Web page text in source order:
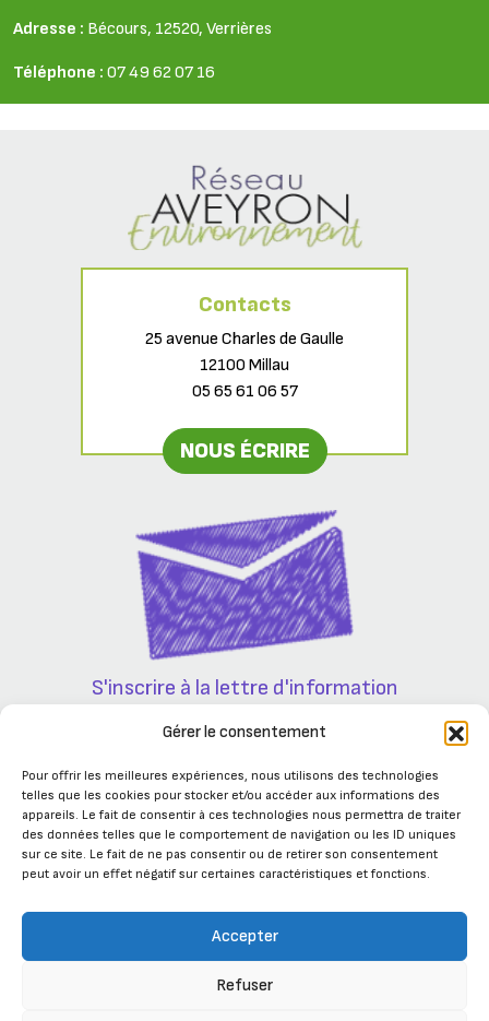
Gérer le consentement
Pour offrir les meilleures expériences, nous utilisons des technologies
telles que les cookies pour stocker et/ou accéder aux informations des
appareils. Le fait de consentir à ces technologies nous permettra de traiter
des données telles que le comportement de navigation ou les ID uniques
sur ce site. Le fait de ne pas consentir ou de retirer son consentement
peut avoir un effet négatif sur certaines caractéristiques et fonctions.
Accepter
Refuser
Adresse : Bécours, 12520, Verrières
Téléphone : 07 49 62 07 16
Contacts
25 avenue Charles de Gaulle
12100 Millau
05 65 61 06 57
NOUS ÉCRIRE
S'inscrire à la lettre d'information
Se connecter